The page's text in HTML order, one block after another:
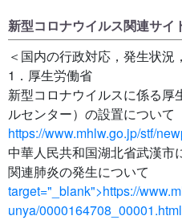
新型コロナウイルス関連サイ
＜国内の行政対応，発生状況
1．厚生労働省
新型コロナウイルスに係る厚
ルセンター）の設置について
https://www.mhlw.go.jp/stf/
中華人民共和国湖北省武漢市
関連肺炎の発生について
target="_blank">https://
unya/0000164708_00001.html